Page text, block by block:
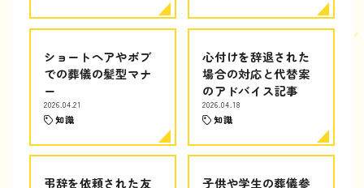
ショートヘアやボブ
での葬儀の髪型マナ
ー
2026.04.21
知識
心付けを辞退された
場合の対応と代替案
のアドバイス記事
2026.04.18
知識
弔辞を依頼された友
子供や学生の葬儀参